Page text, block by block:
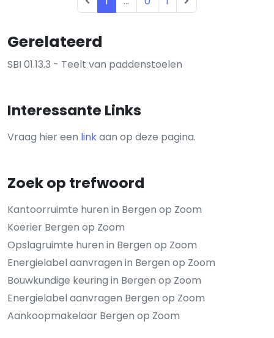
Gerelateerd
SBI 01.13.3 - Teelt van paddenstoelen
Interessante Links
Vraag hier een linkaan op deze pagina.
Zoek op trefwoord
Kantoorruimte huren in Bergen op Zoom
Koerier Bergen op Zoom
Opslagruimte huren in Bergen op Zoom
Energielabel aanvragen in Bergen op Zoom
Bouwkundige keuring in Bergen op Zoom
Energielabel aanvragen Bergen op Zoom
Aankoopmakelaar Bergen op Zoom